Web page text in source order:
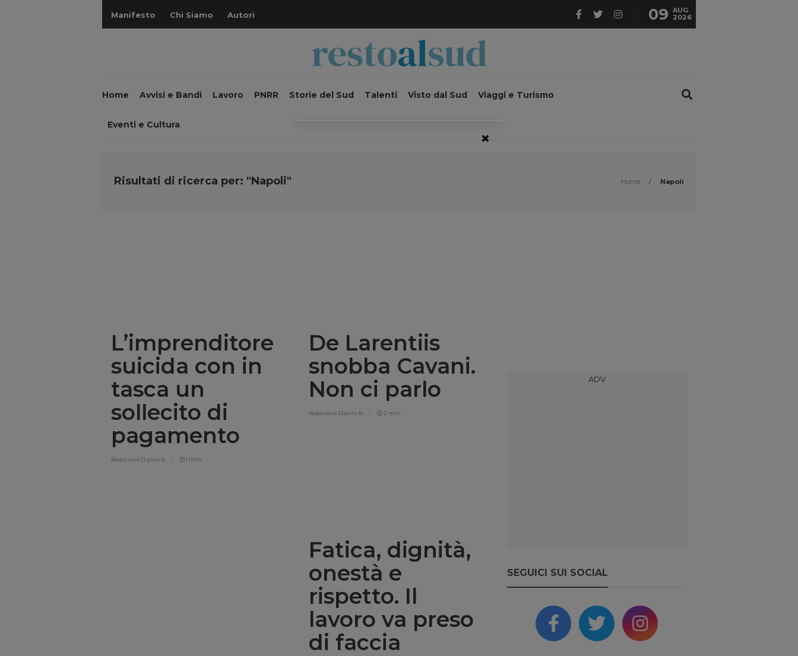
Manifesto Chi Siamo Autori 09 AUG
2026
Home Avvisi e Bandi Lavoro PNRR Storie del Sud Talenti Visto dal Sud Viaggi e Turismo
Eventi e Cultura
Risultati di ricerca per: "Napoli" Home / Napoli
L’imprenditore
suicida con in
tasca un
sollecito di
pagamento
Redazione13 anni fa 1 min
De Larentiis
snobba Cavani.
Non ci parlo
Redazione13 anni fa 2 min
Fatica, dignità,
onestà e
rispetto. Il
lavoro va preso
di faccia
SEGUICI SUI SOCIAL
×